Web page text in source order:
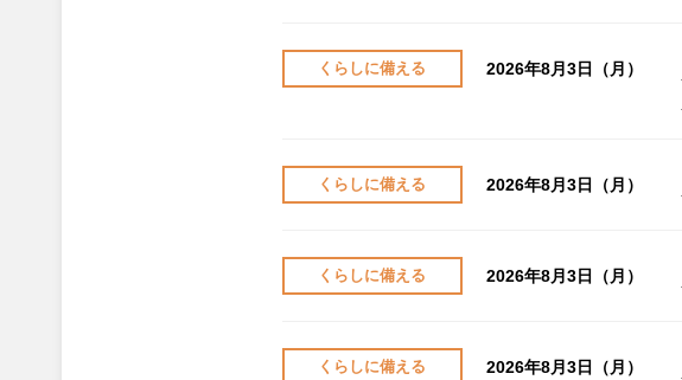
くらしに備える 2026年8月3日（月）
くらしに備える 2026年8月3日（月）
くらしに備える 2026年8月3日（月）
くらしに備える 2026年8月3日（月）